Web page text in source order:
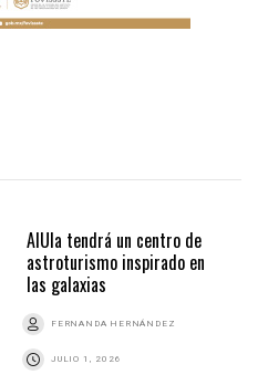
AlUla tendrá un centro de
astroturismo inspirado en
las galaxias
FERNANDA HERNÁNDEZ
JULIO 1, 2026